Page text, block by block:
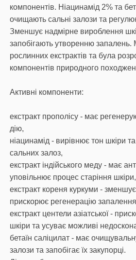
компонентів. Ніацинамід 2% та
очищають сальні залози та
Зменшує надмірне вироблення
запобігають утворенню запалень.
рослинних екстрактів та була
компонентів природного
Активні компоненти:
екстракт прополісу - має
дію,
ніацинамід - вирівнює тон шкіри
сальних залоз,
екстракт індійського меду - має
уповільнює процес старіння шкіри,
екстракт кореня куркуми -
прискорює регенерацію
екстракт центели азіатської -
шкіри та усуває можливі
бетаїн саліцилат - має
залози та запобігає їх закупорці.